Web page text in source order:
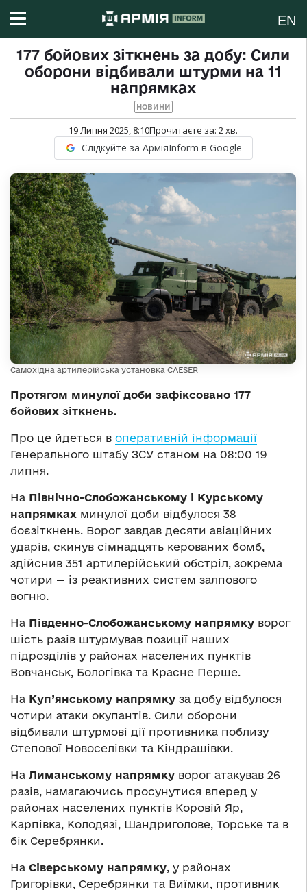
EN
177 бойових зіткнень за добу: Сили
оборони відбивали штурми на 11
напрямках
НОВИНИ
19 Липня 2025, 8:10Прочитаєте за: 2хв.
Слідкуйте за АрміяInform в Google
Самохідна артилерійська установка CAESER
Протягом минулої доби зафіксовано 177
бойових зіткнень.
Про це йдеться в оперативній інформації
Генерального штабу ЗСУ станом на 08:00 19
липня.
На Північно-Слобожанському і Курському
напрямках минулої доби відбулося 38
боєзіткнень. Ворог завдав десяти авіаційних
ударів, скинув сімнадцять керованих бомб,
здійснив 351 артилерійський обстріл, зокрема
чотири — із реактивних систем залпового
вогню.
На Південно-Слобожанському напрямку ворог
шість разів штурмував позиції наших
підрозділів у районах населених пунктів
Вовчанськ, Бологівка та Красне Перше.
На Куп’янському напрямку за добу відбулося
чотири атаки окупантів. Сили оборони
відбивали штурмові дії противника поблизу
Степової Новоселівки та Кіндрашівки.
На Лиманському напрямку ворог атакував 26
разів, намагаючись просунутися вперед у
районах населених пунктів Коровій Яр,
Карпівка, Колодязі, Шандриголове, Торське та в
бік Серебрянки.
На Сіверському напрямку, у районах
Григорівки, Серебрянки та Виїмки, противник